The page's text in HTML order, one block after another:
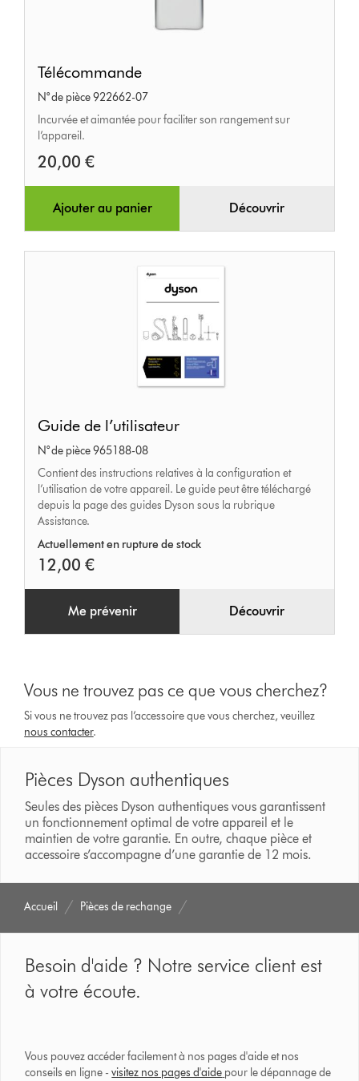
Télécommande
N° de pièce 922662-07
Incurvée et aimantée pour faciliter son rangement sur
l’appareil.
20,00 €
Ajouter au panier Découvrir
de
l’utilisateur
Guide de l’utilisateur
N° de pièce 965188-08
Contient des instructions relatives à la configuration et
l’utilisation de votre appareil. Le guide peut être téléchargé
depuis la page des guides Dyson sous la rubrique
Assistance.
Actuellement en rupture de stock
12,00 €
Me prévenir Découvrir
Vous ne trouvez pas ce que vous cherchez?
Si vous ne trouvez pas l’accessoire que vous cherchez, veuillez
nous contacter.
Pièces Dyson authentiques
Seules des pièces Dyson authentiques vous garantissent
un fonctionnement optimal de votre appareil et le
maintien de votre garantie. En outre, chaque pièce et
accessoire s’accompagne d’une garantie de 12 mois.
Accueil Pièces de rechange
Besoin d'aide ? Notre service client est
à votre écoute.
Vous pouvez accéder facilement à nos pages d'aide et nos
conseils en ligne -visitez nos pages d'aide pour le dépannage de